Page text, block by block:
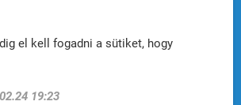
el kell fogadni a sütiket, hogy
19:23